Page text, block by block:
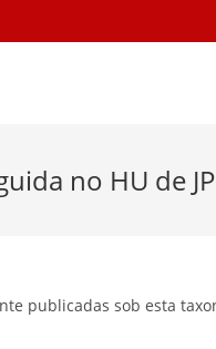
no HU de JP
publicadas sob esta